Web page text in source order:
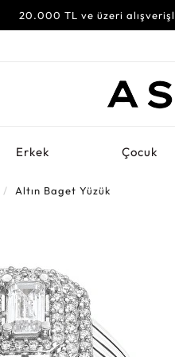
20.000 TL ve üzeri
Erkek Çocuk
Altın Baget Yüzük